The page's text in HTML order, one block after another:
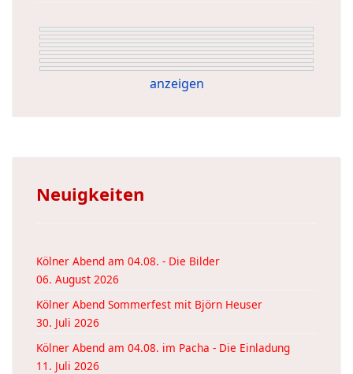
anzeigen
Neuigkeiten
Kölner Abend am 04.08. - Die Bilder
06. August 2026
Kölner Abend Sommerfest mit Björn Heuser
30. Juli 2026
Kölner Abend am 04.08. im Pacha - Die Einladung
11. Juli 2026